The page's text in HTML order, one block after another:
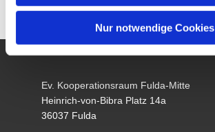
Nur notwendige Cookies
Ev. Kooperationsraum Fulda-Mitte
Heinrich-von-Bibra Platz 14a
36037 Fulda